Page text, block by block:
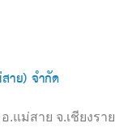
าย) จำกัด
.แม่สาย จ.เชียงราย